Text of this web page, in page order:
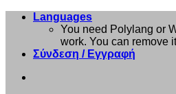
Μετάβαση
περιεχόμενο
Languages
You need Polylang or
work. You can remove
Σύνδεση / Εγγραφή